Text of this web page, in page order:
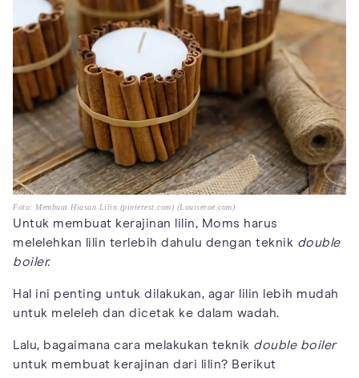
Foto: Membuat Hiasan Lilin (pinterest.com) (Louiseroe.com)
Untuk membuat kerajinan lilin, Moms harus
melelehkan lilin terlebih dahulu dengan teknik double
boiler.
Hal ini penting untuk dilakukan, agar lilin lebih mudah
untuk meleleh dan dicetak ke dalam wadah.
Lalu, bagaimana cara melakukan teknik double boiler
untuk membuat kerajinan dari lilin? Berikut